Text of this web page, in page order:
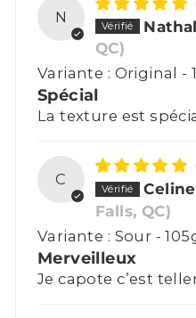
N
QC)
Original -
Spécial
La texture est
C
Falls, QC)
Sour -
Merveilleux
Je capote c’est